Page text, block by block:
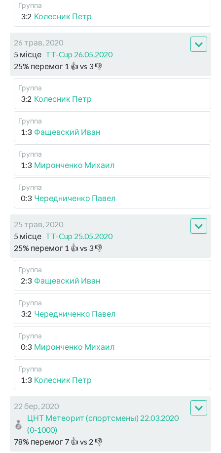
Группа
3:2 Колесник Петр
26 трав, 2020
5 місце TT-Cup 26.05.2020
25% перемог 1 👍 vs 3👎
Группа
3:2 Колесник Петр
Группа
1:3 Фащевский Иван
Группа
1:3 Миронченко Михаил
Группа
0:3 Чередниченко Павел
25 трав, 2020
5 місце TT-Cup 25.05.2020
25% перемог 1 👍 vs 3👎
Группа
2:3 Фащевский Иван
Группа
3:2 Чередниченко Павел
Группа
0:3 Миронченко Михаил
Группа
1:3 Колесник Петр
22 бер, 2020
ЦНТ Метеорит (спортсмены) 22.03.2020
(0-1000)
78% перемог 7 👍 vs 2 👎